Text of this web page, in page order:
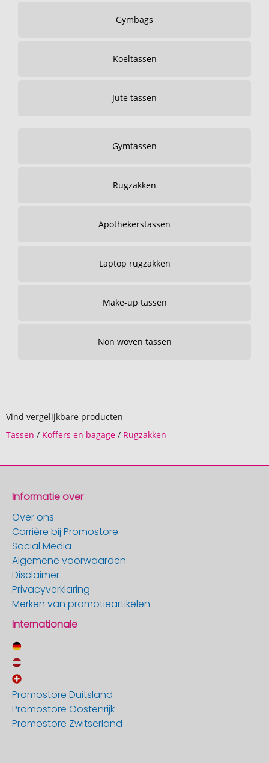
Gymbags
Koeltassen
Jute tassen
Gymtassen
Rugzakken
Apothekerstassen
Laptop rugzakken
Make-up tassen
Non woven tassen
Vind vergelijkbare producten
Tassen / Koffers en bagage / Rugzakken
Informatie over
Over ons
Carrière bij Promostore
Social Media
Algemene voorwaarden
Disclaimer
Privacyverklaring
Merken van promotieartikelen
Internationale
Promostore Duitsland
Promostore Oostenrijk
Promostore Zwitserland